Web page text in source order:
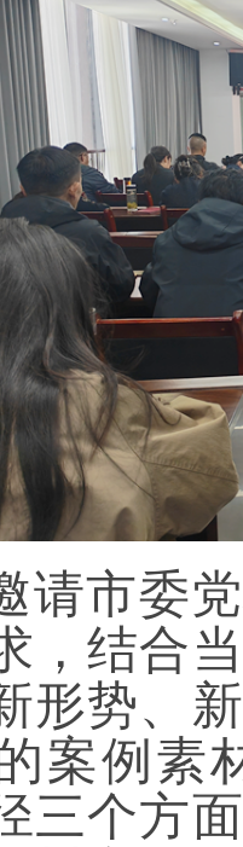
请市委
，结合
形势、
案例素
三个方